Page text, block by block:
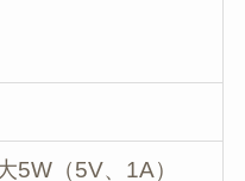
（5V、1A）